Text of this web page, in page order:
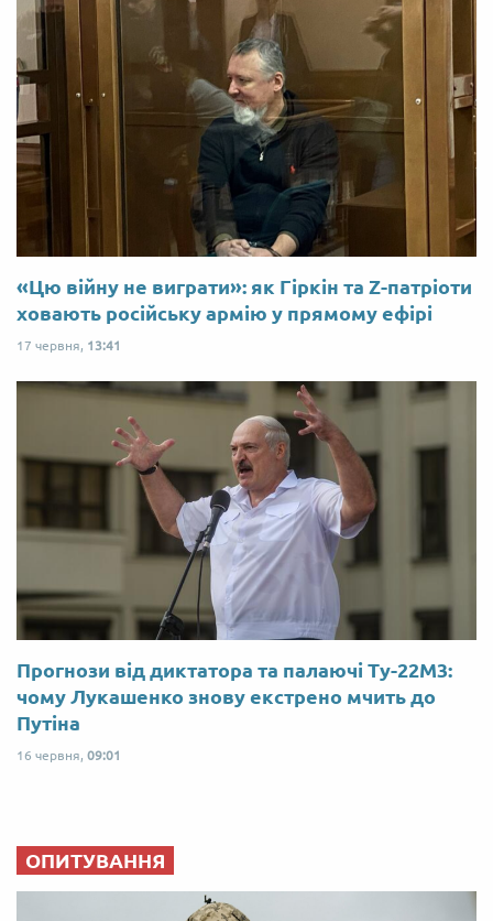
«Цю війну не виграти»: як Гіркін та Z-патріоти
ховають російську армію у прямому ефірі
17 червня, 13:41
Прогнози від диктатора та палаючі Ту-22М3:
чому Лукашенко знову екстрено мчить до
Путіна
16 червня, 09:01
ОПИТУВАННЯ